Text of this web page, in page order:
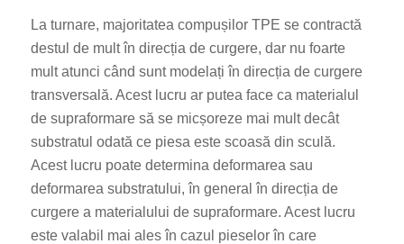
La turnare, majoritatea compușilor TPE se contractă
destul de mult în direcția de curgere, dar nu foarte
mult atunci când sunt modelați în direcția de curgere
transversală. Acest lucru ar putea face ca materialul
de supraformare să se micșoreze mai mult decât
substratul odată ce piesa este scoasă din sculă.
Acest lucru poate determina deformarea sau
deformarea substratului, în general în direcția de
curgere a materialului de supraformare. Acest lucru
este valabil mai ales în cazul pieselor în care